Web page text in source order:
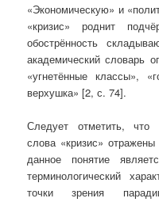
«Экономическую» и
«кризис» роднит
обострённость
академический словарь
«угнетённые классы»,
верхушка» [2, с. 74].
Следует отметить, что
слова «кризис»
данное понятие
терминологический
точки зрения